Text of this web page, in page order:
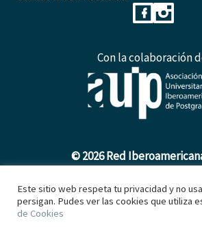
Con la colaboración
© 2026 Red
Política de Cookies
Este sitio web respeta tu privacidad y no
persigan. Pudes ver las cookies que utiliza
de Cookies